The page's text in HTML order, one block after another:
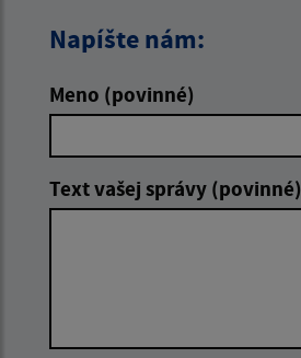
Napíšte nám:
Meno (povinné)
Text vašej správy (povinné)